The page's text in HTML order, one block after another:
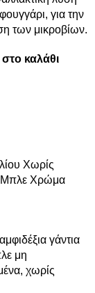
για την
των μικροβίων.
καλάθι
Χωρίς
Μπλε Χρώμα
γάντια
μη
χωρίς